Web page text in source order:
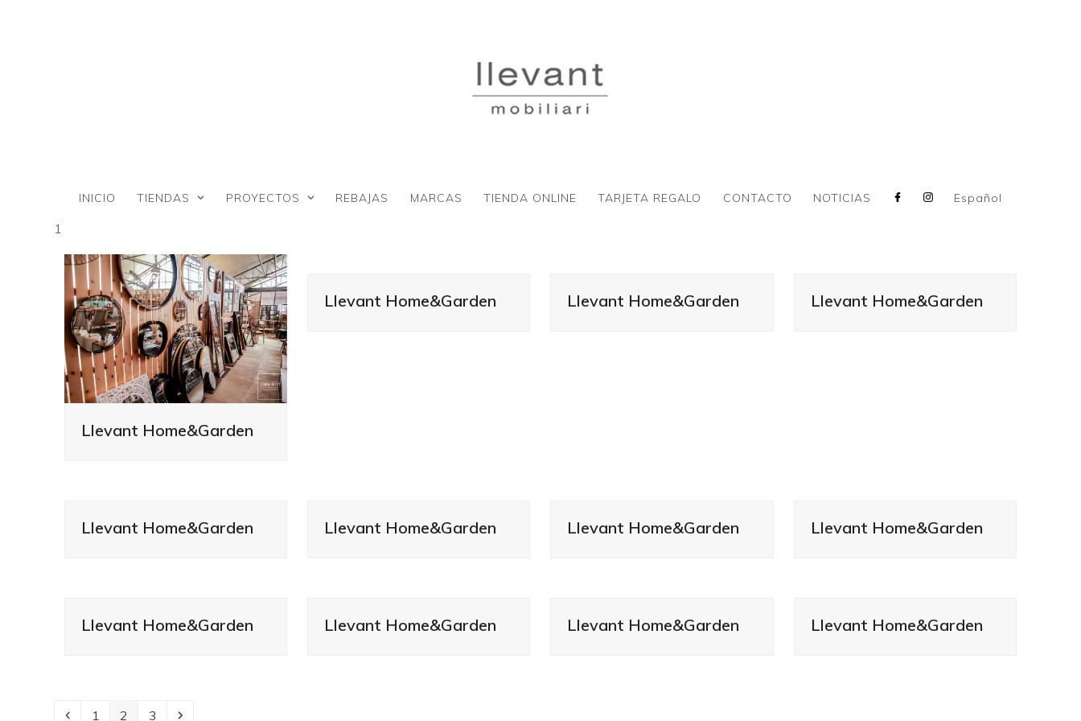
INICIO TIENDAS PROYECTOS REBAJAS MARCAS TIENDA ONLINE TARJETA REGALO CONTACTO NOTICIAS Español
1
Llevant Home&Garden
Llevant Home&Garden Llevant Home&Garden Llevant Home&Garden
Llevant Home&Garden Llevant Home&Garden Llevant Home&Garden Llevant Home&Garden
Llevant Home&Garden Llevant Home&Garden Llevant Home&Garden Llevant Home&Garden
AnteriorPage
1 Page
2 Page
3 Siguiente